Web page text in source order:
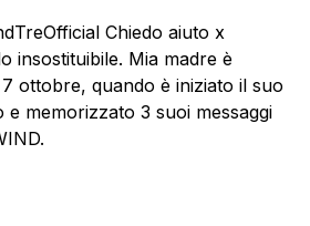
Chiedo aiuto x
insostituibile. Mia madre è
ottobre, quando è iniziato il suo
memorizzato 3 suoi messaggi